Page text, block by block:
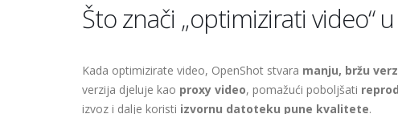
Što znači „optimizirati video“
Kada optimizirate video, OpenShot stvara manju, bržu
verzija djeluje kao proxy video, pomažući poboljšati
izvoz i dalje koristi izvornu datoteku pune kvalitete.